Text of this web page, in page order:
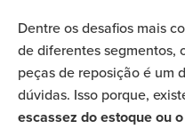
Dentre os desafios mais
de diferentes segmentos,
peças de reposição é um
dúvidas. Isso porque,
escassez do estoque ou